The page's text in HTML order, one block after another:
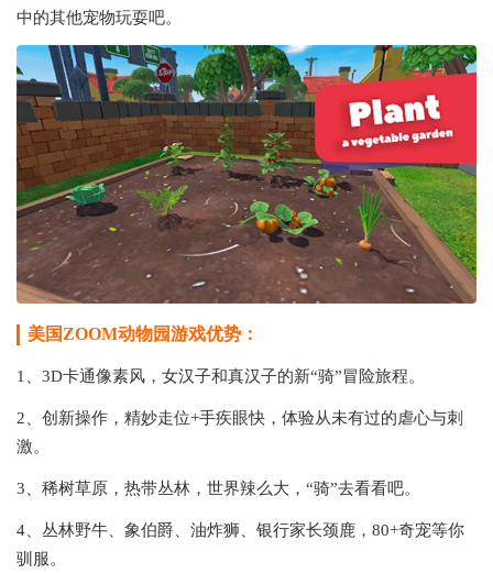
中的其他宠物玩耍吧。
美国ZOOM动物园游戏优势：
1、3D卡通像素风，女汉子和真汉子的新“骑”冒险旅程。
2、创新操作，精妙走位+手疾眼快，体验从未有过的虐心与刺
激。
3、稀树草原，热带丛林，世界辣么大，“骑”去看看吧。
4、丛林野牛、象伯爵、油炸狮、银行家长颈鹿，80+奇宠等你
驯服。